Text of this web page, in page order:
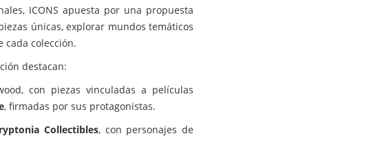
ICONS apuesta por una propuesta
únicas, explorar mundos temáticos
cada colección.
destacan:
con piezas vinculadas a películas
, firmadas por sus protagonistas.
Collectibles, con personajes de